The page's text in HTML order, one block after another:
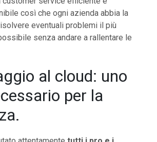
così che ogni azienda abbia la
eventuali problemi il più
senza andare a rallentare le
al cloud: uno
per la